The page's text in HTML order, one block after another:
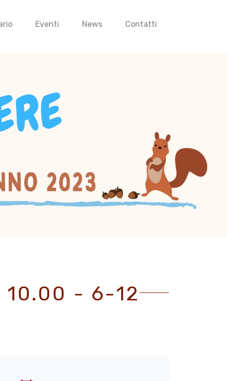
Eventi News Contatti
10.00 - 6-12